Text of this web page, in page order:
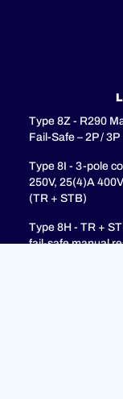
Type 8Z - R290
Fail-Safe – 2P / 3P
Type 8I - 3-pole
250V, 25(4)A
(TR + STB)
Type 8H - TR +
fail-safe manual